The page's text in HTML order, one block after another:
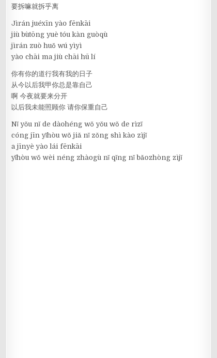
要拆嘛就拆乎离
Jìrán juéxīn yào fēnkāi
jiù bùtōng yuè tóu kàn guòqù
jìrán zuò huǒ wú yìyì
yào chāi ma jiù chāi hū lí
你有你的道行我有我的日子
从今以后我甲你总是靠自己
啊 今夜就要来分开
以后我未能照顾你 请你保重自己
Nǐ yǒu nǐ de dàohéng wǒ yǒu wǒ de rìzǐ
cóng jīn yǐhòu wǒ jiǎ nǐ zǒng shì kào zìjǐ
a jīnyè yào lái fēnkāi
yǐhòu wǒ wèi néng zhàogù nǐ qǐng nǐ bǎozhòng zìjǐ